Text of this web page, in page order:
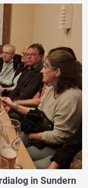
in Sundern